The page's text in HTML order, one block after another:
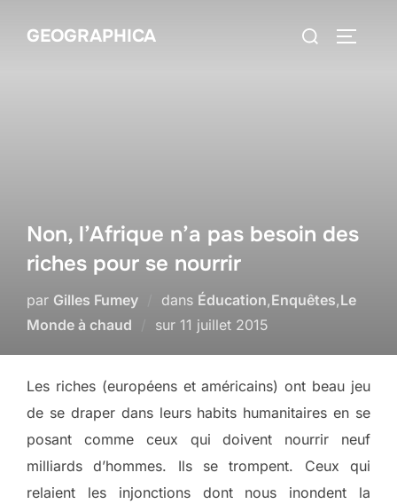
GEOGRAPHICA Rechercher :
Non, l’Afrique n’a pas besoin des
riches pour se nourrir
par Gilles Fumey dans Éducation,Enquêtes,Le
Monde à chaud
sur Publié
11 juillet 2015
Les riches (européens et américains) ont beau jeu
de se draper dans leurs habits humanitaires en se
posant comme ceux qui doivent nourrir neuf
milliards d’hommes. Ils se trompent. Ceux qui
relaient les injonctions dont nous inondent la